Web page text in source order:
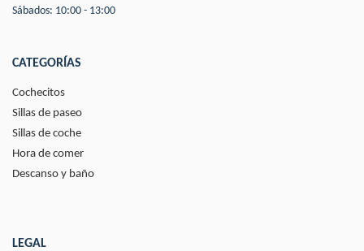
Sábados: 10:00 - 13:00
CATEGORÍAS
Cochecitos
Sillas de paseo
Sillas de coche
Hora de comer
Descanso y baño
LEGAL